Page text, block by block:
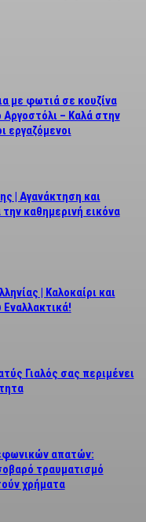
με φωτιά σε κουζίνα
– Καλά στην
εργαζόμενοι
| Αγανάκτηση και
καθημερινή εικόνα
| Καλοκαίρι και
Γιαλός σας περιμένει
απατών:
τραυματισμό
χρήματα